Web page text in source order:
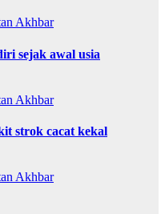
Akhbar
sejak awal usia
Akhbar
strok cacat kekal
Akhbar